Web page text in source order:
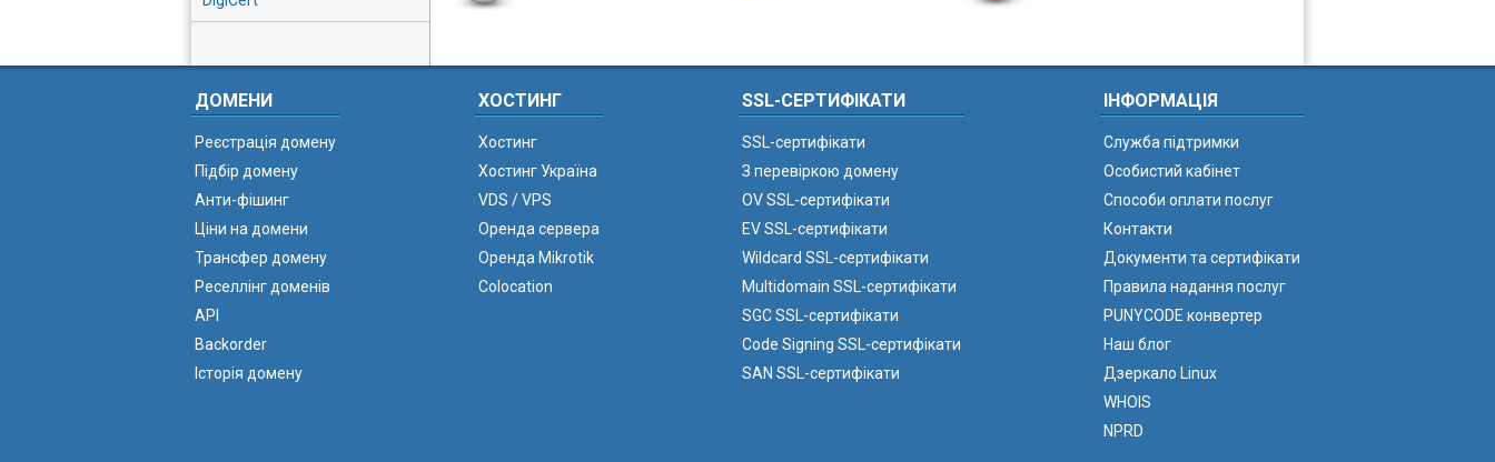
ДОМЕНИ
Реєстрація домену
Підбір домену
Анти-фішинг
Ціни на домени
Трансфер домену
Реселлінг доменів
API
Backorder
Історія домену
ХОСТИНГ
Хостинг
Хостинг Україна
VDS / VPS
Оренда сервера
Оренда Mikrotik
Colocation
SSL-СЕРТИФІКАТИ
SSL-сертифікати
З перевіркою домену
OV SSL-сертифікати
EV SSL-сертифікати
Wildcard SSL-сертифікати
Multidomain SSL-сертифікати
SGC SSL-сертифікати
Code Signing SSL-сертифікати
SAN SSL-сертифікати
ІНФОРМАЦІЯ
Служба підтримки
Особистий кабінет
Способи оплати послуг
Контакти
Документи та сертифікати
Правила надання послуг
PUNYCODE конвертер
Наш блог
Дзеркало Linux
WHOIS
NPRD